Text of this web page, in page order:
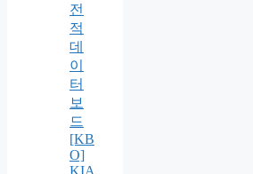
전
적
데
이
터
보
드
[KB
O]